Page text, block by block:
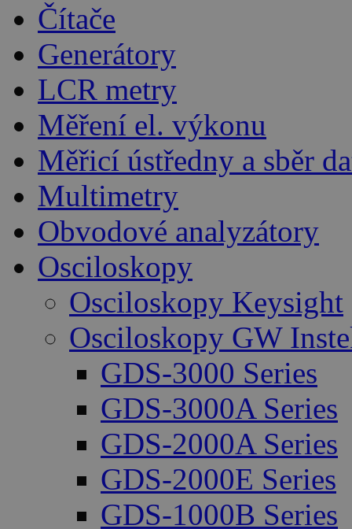
Čítače
Generátory
LCR metry
Měření el. výkonu
Měřicí ústředny a sběr
Multimetry
Obvodové analyzátory
Osciloskopy
Osciloskopy Keysight
Osciloskopy GW
GDS-3000 Series
GDS-3000A Series
GDS-2000A Series
GDS-2000E Series
GDS-1000B Series